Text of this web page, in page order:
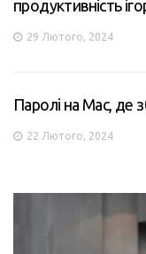
продуктивність
29 Лютого, 2024
Паролі на Mac, де
22 Лютого, 2024